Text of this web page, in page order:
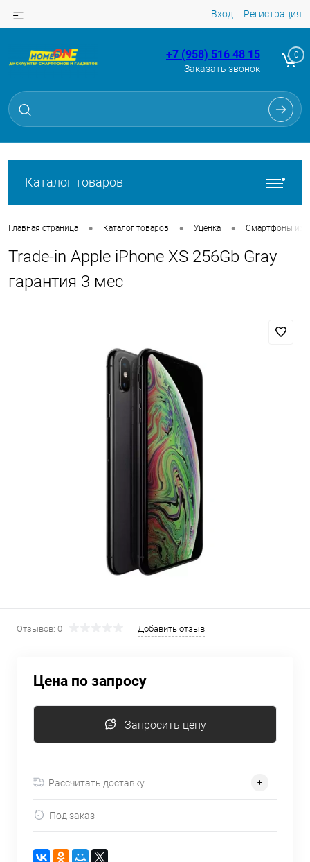
Вход Регистрация
+7 (958) 516 48 15
Заказать звонок
0
Каталог товаров
Главная страница • Каталог товаров • Уценка • Смартфоны из
Trade-in Apple iPhone XS 256Gb Gray
гарантия 3 мес
Отзывов: 0 Добавить отзыв
Цена по запросу
Запросить цену
Рассчитать доставку
Под заказ
Для клиентов всех банков
Разбейте
без переплат
Сегодня
Оплачивайте сегодня только
% картой любого банка
Получайте товар
выбранный способом
% будут
с вашей карты
каждые 2 недели
об оплате Плайтом
25
раз в 2
Остались вопросы?
8 800 302-02-51
plait.ru